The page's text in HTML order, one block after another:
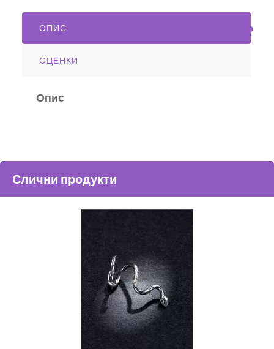
ОПИС
ОЦЕНКИ
Опис
Слични продукти